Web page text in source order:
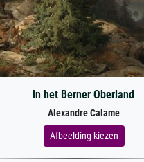
In het Berner Oberland
Alexandre Calame
Afbeelding kiezen